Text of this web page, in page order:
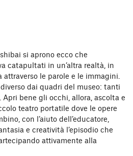
si aprono ecco che
catapultati in un’altra realtà, in
le parole e le immagini.
dai quadri del museo: tanti
bene gli occhi, allora, ascolta e
teatro portatile dove le opere
con l’aiuto dell’educatore,
e creatività l’episodio che
attivamente alla